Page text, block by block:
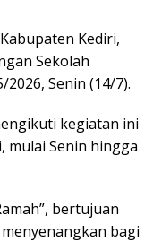
Kediri,
Sekolah
Senin (14/7).
kegiatan ini
mulai Senin hingga
bertujuan
bagi